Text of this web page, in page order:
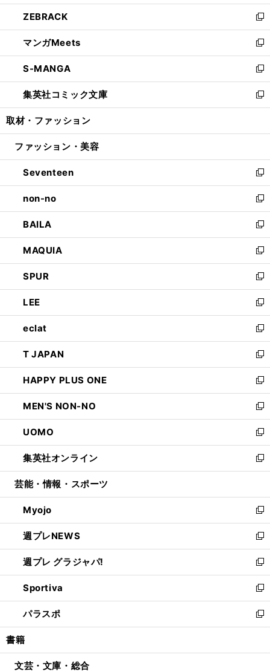
開
く
ウ
で
開
く
ン
ド
ウ
で
開
く
ウ
ィ
ン
ド
ウ
で
開
く
し
い
ウ
ィ
ン
ド
ウ
で
開
ZEBRACK
新
し
い
ウ
ィ
ン
ド
ウ
開
マンガMeets
新
し
い
ウ
ィ
ン
ウ
開
く
S-MANGA
新
し
い
ウ
ン
ウ
で
開
く
集英社コミック文庫
新
し
ウ
ン
ド
ウ
で
開
く
取材・ファッション
ファッション・美容
Seventeen
新
し
い
ウ
ィ
ン
ド
ウ
で
開
く
non-no
新
し
い
ウ
ィ
ン
ド
ウ
で
開
く
BAILA
新
し
い
ウ
ィ
ン
ド
ウ
で
開
く
MAQUIA
新
し
い
ウ
ィ
ン
ド
ウ
で
開
く
SPUR
新
し
い
ウ
ィ
ン
ド
ウ
で
開
く
LEE
新
し
い
ウ
ィ
ン
ド
ウ
で
開
く
eclat
新
し
い
ウ
ィ
ン
ド
ウ
で
開
く
T JAPAN
新
し
い
ウ
ィ
ン
ド
ウ
で
開
HAPPY PLUS ONE
新
し
い
ウ
ィ
ン
ド
ウ
開
く
MEN'S NON-NO
新
し
い
ウ
ィ
ン
ウ
で
開
く
UOMO
新
し
い
ウ
ン
ド
ウ
で
開
く
集英社オンライン
新
し
ウ
ィ
ン
ド
ウ
で
開
く
芸能・情報・スポーツ
Myojo
新
し
い
ウ
ィ
ン
ド
ウ
で
開
週プレNEWS
新
し
い
ウ
ィ
ン
ド
ウ
開
週プレ グラジャパ!
新
し
い
ウ
ィ
ン
ウ
Sportiva
新
し
い
ウ
ン
パラスポ
新
し
ウ
書籍
文芸・文庫・総合